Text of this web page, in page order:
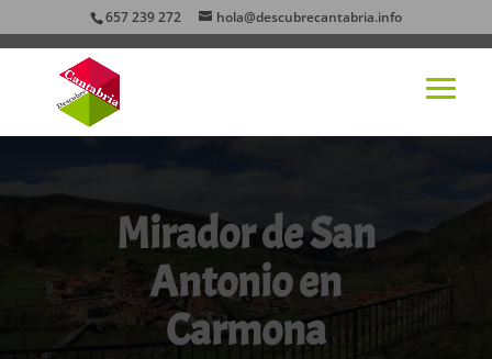
657 239 272 hola@descubrecantabria.info
Mirador de San
Antonio en
Carmona